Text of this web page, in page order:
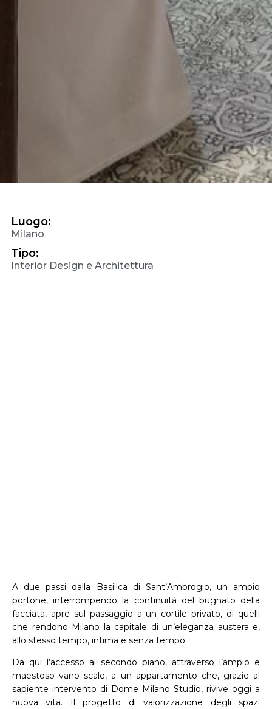
Luogo:
Milano
Tipo:
Interior Design e Architettura
A due passi dalla Basilica di Sant’Ambrogio, un ampio
portone, interrompendo la continuità del bugnato della
facciata, apre sul passaggio a un cortile privato, di quelli
che rendono Milano la capitale di un’eleganza austera e,
allo stesso tempo, intima e senza tempo.
Da qui l’accesso al secondo piano, attraverso l’ampio e
maestoso vano scale, a un appartamento che, grazie al
sapiente intervento di Dome Milano Studio, rivive oggi a
nuova vita. Il progetto di valorizzazione degli spazi